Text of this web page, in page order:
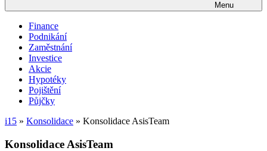
Menu
Finance
Podnikání
Zaměstnání
Investice
Akcie
Hypotéky
Pojištění
Půjčky
i15 » Konsolidace » Konsolidace AsisTeam
Konsolidace AsisTeam